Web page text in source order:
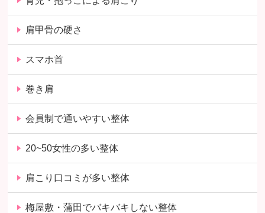
肩甲骨の硬さ
スマホ首
巻き肩
会員制で通いやすい整体
20~50女性の多い整体
肩こり口コミが多い整体
梅屋敷・蒲田でバキバキしない整体